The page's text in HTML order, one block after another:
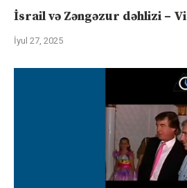
İsrail və Zəngəzur dəhlizi –
İyul 27, 2025